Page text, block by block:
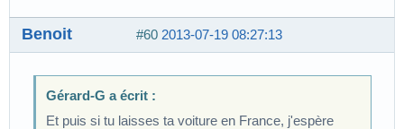
#60 2013-07-19 08:27:13
Benoit
Gérard-G a écrit :
Et puis si tu laisses ta voiture en France, j'espère